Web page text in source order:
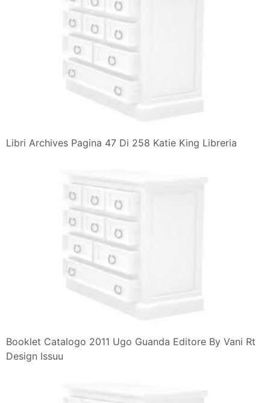
Libri Archives Pagina 47 Di 258 Katie King Libreria
Booklet Catalogo 2011 Ugo Guanda Editore By Vani Rt
Design Issuu